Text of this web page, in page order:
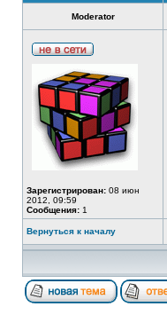
Moderator
Зарегистрирован: 08 июн
2012, 09:59
Сообщения: 1
Вернуться к началу